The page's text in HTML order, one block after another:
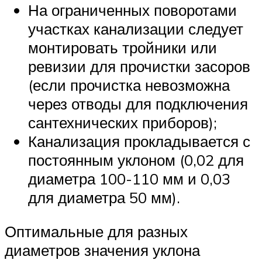
На ограниченных поворотами
участках канализации следует
монтировать тройники или
ревизии для прочистки засоров
(если прочистка невозможна
через отводы для подключения
сантехнических приборов);
Канализация прокладывается с
постоянным уклоном (0,02 для
диаметра 100-110 мм и 0,03
для диаметра 50 мм).
Оптимальные для разных
диаметров значения уклона